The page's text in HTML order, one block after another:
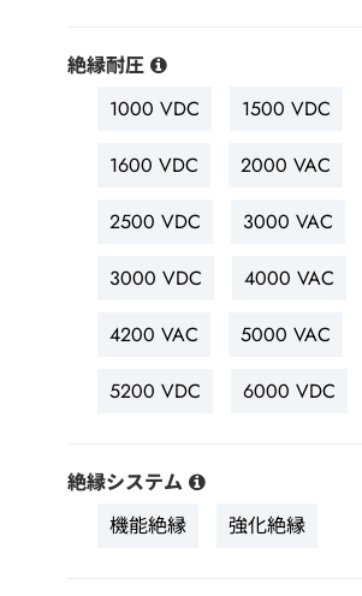
絶縁耐圧
1000 VDC
1500 VDC
1600 VDC 2000 VAC
2500 VDC 3000 VAC
3000 VDC 4000 VAC
4200 VAC 5000 VAC
5200 VDC 6000 VDC
絶縁システム
機能絶縁
強化絶縁